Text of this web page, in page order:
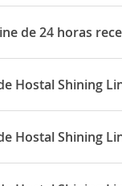
en No: 5 / 1 ,
de 24 horas
de 24 horas
Hostal Shining
Line disponen
Hostal Shining
Line disponen